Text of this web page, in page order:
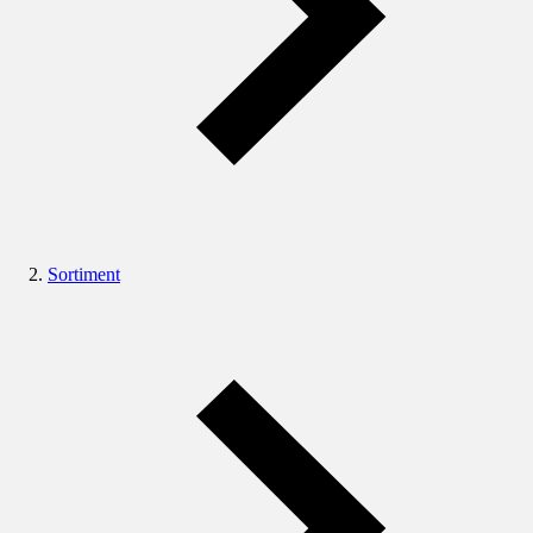
Sortiment